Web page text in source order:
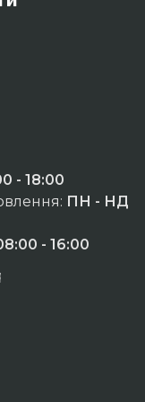
- 18:00
ПН - НД
- 16:00